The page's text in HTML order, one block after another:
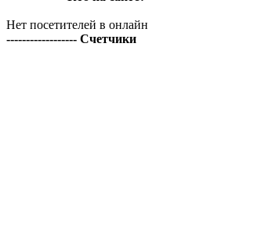
Нет посетителей в онлайн
------------------ Счетчики